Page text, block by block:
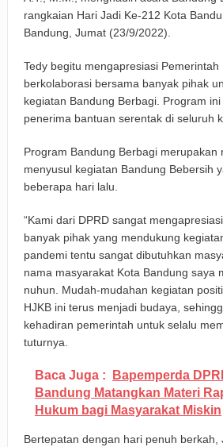
rangkaian Hari Jadi Ke-212 Kota
Bandung, Jumat (23/9/2022).
Tedy begitu mengapresiasi Pemerintah
berkolaborasi bersama banyak pihak
kegiatan Bandung Berbagi. Program
penerima bantuan serentak di seluruh
Program Bandung Berbagi merupakan
menyusul kegiatan Bandung Bebersih
beberapa hari lalu.
“Kami dari DPRD sangat
banyak pihak yang mendukung
pandemi tentu sangat dibutuhkan
nama masyarakat Kota Bandung saya
nuhun. Mudah-mudahan kegiatan
HJKB ini terus menjadi budaya,
kehadiran pemerintah untuk selalu
tuturnya.
Baca Juga :
Bapemperda
Bandung Matangkan Materi
Hukum bagi Masyarakat Miskin
Bertepatan dengan hari penuh berkah,